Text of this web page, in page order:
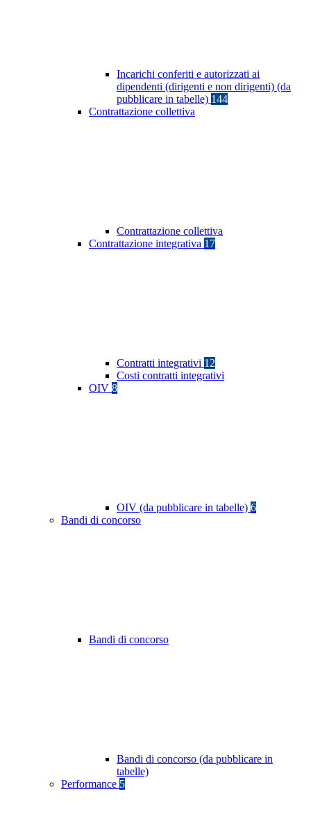
Incarichi conferiti e autorizzati ai
dipendenti (dirigenti e non dirigenti) (da
pubblicare in tabelle) 144
Contrattazione collettiva
Contrattazione collettiva
Contrattazione integrativa 17
Contratti integrativi 12
Costi contratti integrativi
OIV 8
OIV (da pubblicare in tabelle) 6
Bandi di concorso
Bandi di concorso
Bandi di concorso (da pubblicare in
tabelle)
Performance 5